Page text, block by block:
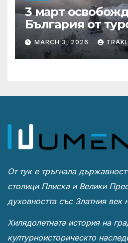
3 март
България от
MARCH 3, 2026 TRAKI
От тук е тръгнала
столици Плиска и Велики
духовността със Златния
Хилядолетната история на
културноисторическто